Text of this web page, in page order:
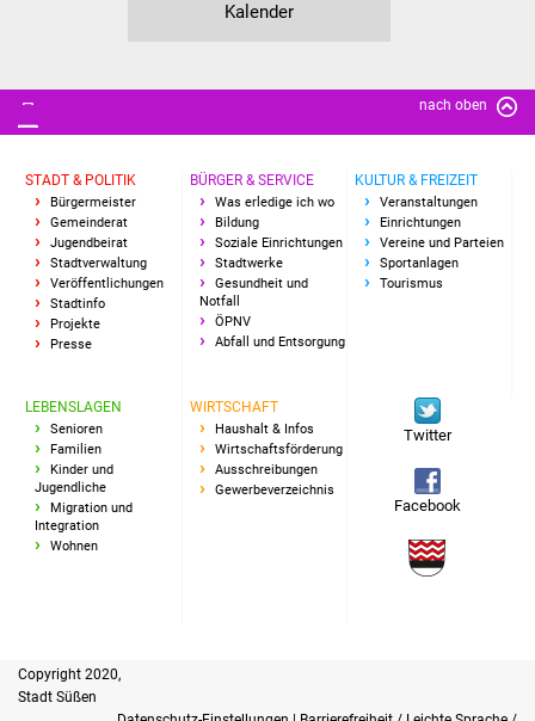
Lebenslagen
Senioren
Stadtseniorenrat
Ältere
Pflegeheim
Familien
Kalender
nach oben
STADT & POLITIK
Bürgermeister
Gemeinderat
Jugendbeirat
Stadtverwaltung
Veröffentlichungen
Stadtinfo
Projekte
Presse
BÜRGER & SERVICE
Was erledige ich wo
Bildung
Soziale Einrichtungen
Stadtwerke
Gesundheit und
Notfall
ÖPNV
Abfall und Entsorgung
KULTUR & FREIZEIT
Veranstaltungen
Einrichtungen
Vereine und Parteien
Sportanlagen
Tourismus
LEBENSLAGEN
Senioren
Familien
Kinder und
Jugendliche
Migration und
Integration
Wohnen
WIRTSCHAFT
Haushalt & Infos
Wirtschaftsförderung
Ausschreibungen
Gewerbeverzeichnis
Twitter
Facebook
Copyright 2020,
Stadt Süßen